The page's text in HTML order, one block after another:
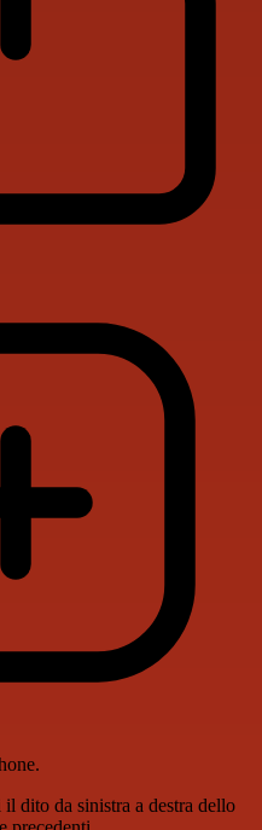
dito da sinistra a destra dello